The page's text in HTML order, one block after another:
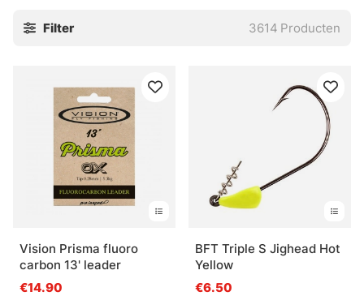
Filter 3614 Producten
Vision Prisma fluoro
carbon 13' leader
€14.90
BFT Triple S Jighead Hot
Yellow
€6.50